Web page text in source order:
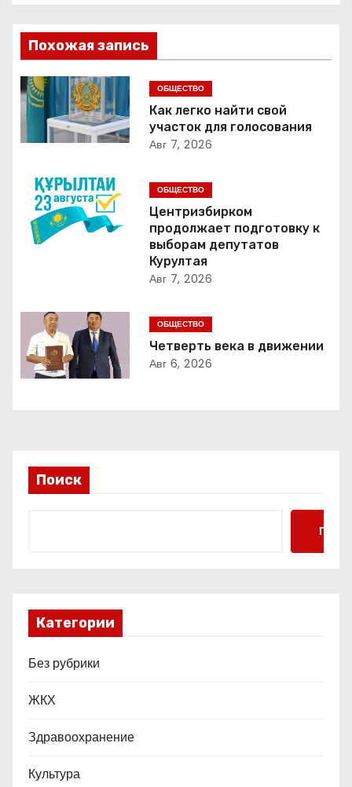
в
и
г
а
и
я
з
а
я
Похожая запись
ОБЩЕСТВО
Как легко найти свой
участок для голосования
Авг 7, 2026
ОБЩЕСТВО
Центризбирком
продолжает подготовку к
выборам депутатов
Курултая
Авг 7, 2026
ОБЩЕСТВО
Четверть века в движении
Авг 6, 2026
Поиск
Поиск
Категории
Без рубрики
ЖКХ
Здравоохранение
Культура